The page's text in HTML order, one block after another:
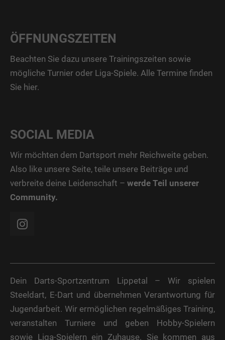
ÖFFNUNGSZEITEN
Beachten Sie dazu unsere Trainingszeiten sowie
mögliche Turnier oder Liga-Spiele. Alle Termine finden
Sie hier.
SOCIAL MEDIA
Wir möchten dem Dartsport mehr Reichweite geben.
Also like unsere Seite, teile unsere Beiträge und
verbreite deine Leidenschaft – werde Teil unserer
Community.
Dein Darts-Sportzentrum Lippetal – Wir spielen
Steeldart, E-Dart und übernehmen Verantwortung für
Jugendarbeit. Wir ermöglichen regelmäßiges Training,
veranstalten Turniere und geben Hobby-Spielern
sowie Liga-Spielern ein Zuhause. Sie kommen aus